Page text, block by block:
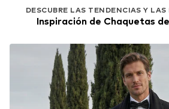
DESCUBRE LAS TENDENCIAS Y
Inspiración de Chaquetas